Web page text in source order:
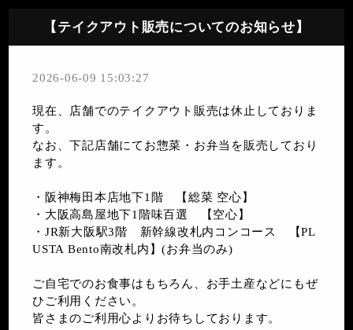
【テイクアウト販売についてのお知らせ】
2026-06-09 15:03:27
現在、店舗でのテイクアウト販売は休止しておりま
す。
なお、下記店舗にてお惣菜・お弁当を販売しており
ます。
・阪神梅田本店地下1階 【総菜 空心】
・大阪高島屋地下1階味百選 【空心】
・JR新大阪駅3階 新幹線改札内コンコース 【PL
USTA Bento南改札内】(お弁当のみ)
ご自宅でのお食事はもちろん、お手土産などにもぜ
ひご利用ください。
皆さまのご利用心よりお待ちしております。